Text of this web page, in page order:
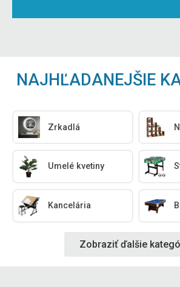
NAJHĽADANEJŠIE
Zrkadlá
Umelé kvetiny
Kancelária
Zobraziť ďalšie